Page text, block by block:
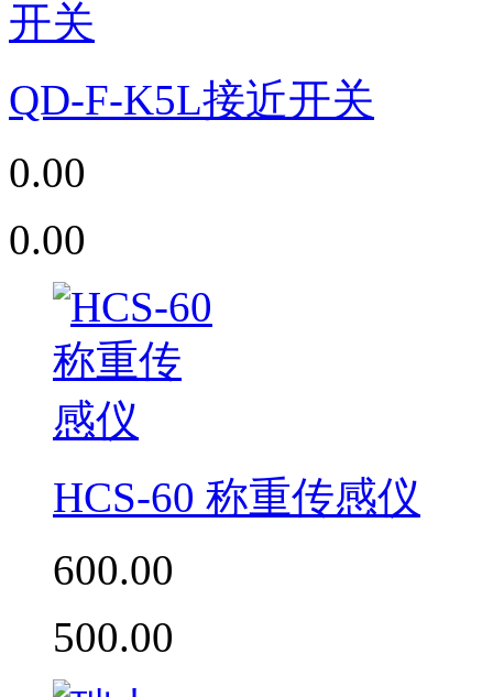
QD-F-K5L接近开关
0.00
0.00
HCS-60 称重传感仪
600.00
500.00